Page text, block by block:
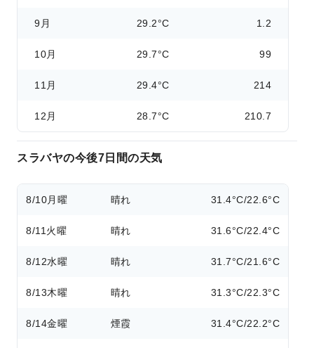
9月 29.2°C 1.2
10月 29.7°C 99
11月 29.4°C 214
12月 28.7°C 210.7
スラバヤの今後7日間の天気
8/10月曜 晴れ 31.4°C/22.6°C
8/11 火曜 晴れ 31.6°C/22.4°C
8/12水曜 晴れ 31.7°C/21.6°C
8/13木曜 晴れ 31.3°C/22.3°C
8/14金曜 煙霞 31.4°C/22.2°C